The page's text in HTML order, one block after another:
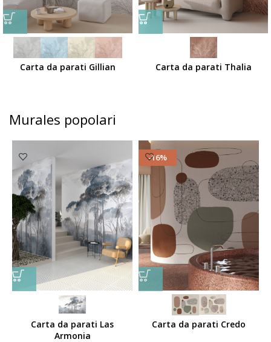
Carta da parati Gillian Carta da parati Thalia
Murales popolari
Carta da parati Las
Armonia
-16%
Carta da parati Credo